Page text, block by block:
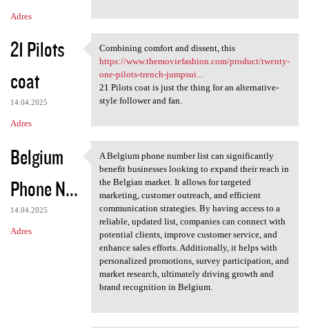
Adres
21 Pilots
coat
14.04.2025
Adres
Combining comfort and dissent
Combining comfort and dissent, this
https://www.themoviefashion.com/product/twenty-
one-pilots-trench-jumpsui...
21 Pilots coat is just the thing for an alternative-
style follower and fan.
Belgium
Phone N...
14.04.2025
Adres
A Belgium phone number list
A Belgium phone number list can significantly
benefit businesses looking to expand their reach in
the Belgian market. It allows for targeted
marketing, customer outreach, and efficient
communication strategies. By having access to a
reliable, updated list, companies can connect with
potential clients, improve customer service, and
enhance sales efforts. Additionally, it helps with
personalized promotions, survey participation, and
market research, ultimately driving growth and
brand recognition in Belgium.